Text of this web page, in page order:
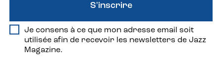
Je consens à ce que mon adresse email soit
utilisée afin de recevoir les newsletters de Jazz
Magazine.
S'inscrire